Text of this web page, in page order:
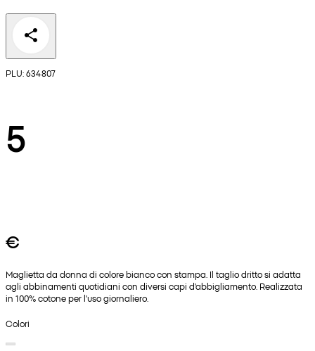
PLU: 634807
5
€
Maglietta da donna di colore bianco con stampa. Il taglio dritto si adatta
agli abbinamenti quotidiani con diversi capi d'abbigliamento. Realizzata
in 100% cotone per l'uso giornaliero.
Colori